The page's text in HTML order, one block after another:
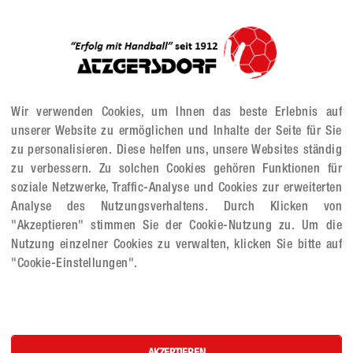
der nächsten Woche endlich wieder sein Comeback geben wird,
David Grötz aus. Diese Ausfälle waren im Endeffekt zu viel.
noch Emil Pelikan, der bis dahin der Topscorer war, mit
Spiel etwas ausgeglichen gestalten und lag "nur" mit 8:11 in
der Abstand auf 9:17. Bei 13:23 in der 38.Minute verlor man
und fünf unserer 13 Tore erzielte. In der restlichen Zeit
auch mit einer sehr improvisierten Aufstellung (letzten fünf
musste. Das Endergebnis fiel mit 15:35 dann leider doch zu
Wir verwenden Cookies, um Ihnen das beste Erlebnis auf
unserer Website zu ermöglichen und Inhalte der Seite für Sie
zu personalisieren. Diese helfen uns, unsere Websites ständig
zu verbessern. Zu solchen Cookies gehören Funktionen für
soziale Netzwerke, Traffic-Analyse und Cookies zur erweiterten
Analyse des Nutzungsverhaltens. Durch Klicken von
"Akzeptieren" stimmen Sie der Cookie-Nutzung zu. Um die
Nutzung einzelner Cookies zu verwalten, klicken Sie bitte auf
"Cookie-Einstellungen".